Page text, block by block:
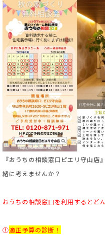
『おうちの相談窓口ピエリ守山
緒に考えませんか？
おうちの相談窓口を利用すると ど
①適正予算の診断！